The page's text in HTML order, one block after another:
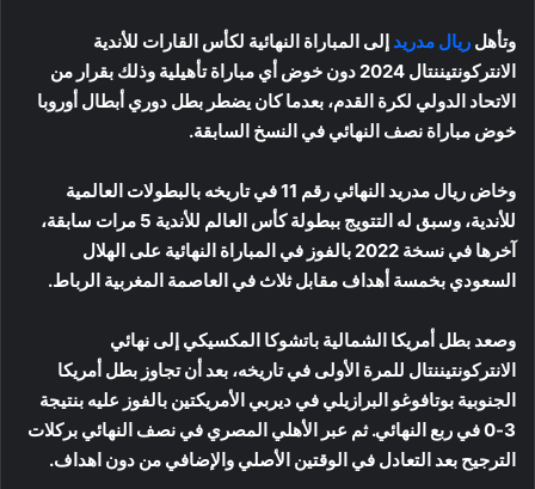
وتأهل ريال مدريد إلى المباراة النهائية لكأس القارات للأندية
الانتركونتيننتال 2024 دون خوض أي مباراة تأهيلية وذلك بقرار من
الاتحاد الدولي لكرة القدم، بعدما كان يضطر بطل دوري أبطال أوروبا
خوض مباراة نصف النهائي في النسخ السابقة.
وخاض ريال مدريد النهائي رقم 11 في تاريخه بالبطولات العالمية
للأندية، وسبق له التتويج ببطولة كأس العالم للأندية 5 مرات سابقة،
آخرها في نسخة 2022 بالفوز في المباراة النهائية على الهلال
السعودي بخمسة أهداف مقابل ثلاث في العاصمة المغربية الرباط.
وصعد بطل أمريكا الشمالية باتشوكا المكسيكي إلى نهائي
الانتركونتيننتال للمرة الأولى في تاريخه، بعد أن تجاوز بطل أمريكا
الجنوبية بوتافوغو البرازيلي في ديربي الأمريكتين بالفوز عليه بنتيجة
3-0 في ربع النهائي. ثم عبر الأهلي المصري في نصف النهائي بركلات
الترجيح بعد التعادل في الوقتين الأصلي والإضافي من دون اهداف.